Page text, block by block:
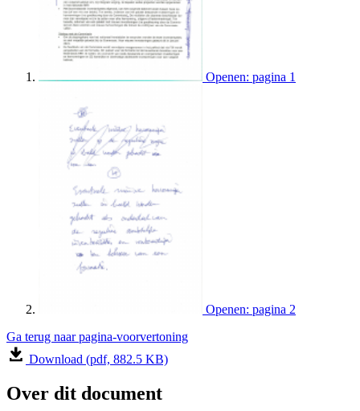
Openen: pagina 1
Openen: pagina 2
Ga terug naar pagina-voorvertoning
Download (pdf, 882.5 KB)
Over dit document